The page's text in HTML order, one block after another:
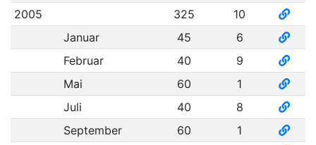
2005
325
10
Januar
45
6
Februar
40
9
Mai
60
1
Juli
40
8
September
60
1